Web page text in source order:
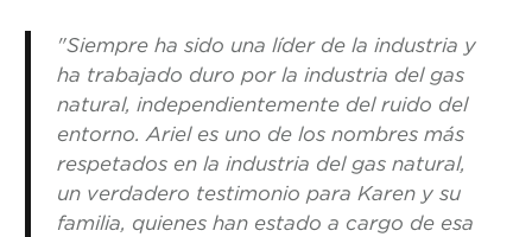
"Siempre ha sido una líder de la industria y
ha trabajado duro por la industria del gas
natural, independientemente del ruido del
entorno. Ariel es uno de los nombres más
respetados en la industria del gas natural,
un verdadero testimonio para Karen y su
familia, quienes han estado a cargo de esa